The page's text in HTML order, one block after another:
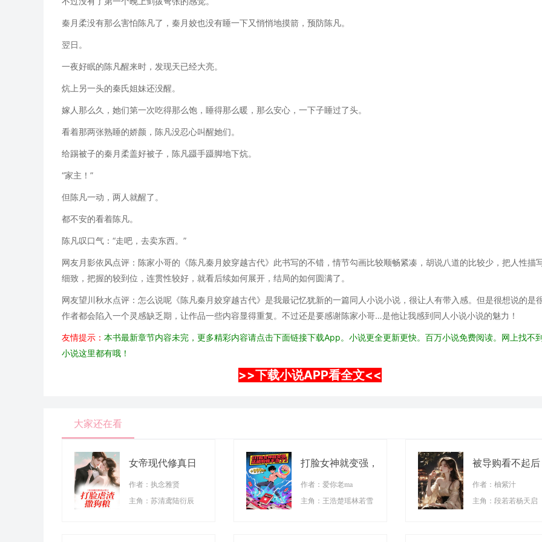
秦月柔没有那么害怕陈凡了，秦月姣也没有睡一下又悄悄地摸箭，预防陈凡。
翌日。
一夜好眠的陈凡醒来时，发现天已经大亮。
炕上另一头的秦氏姐妹还没醒。
嫁人那么久，她们第一次吃得那么饱，睡得那么暖，那么安心，一下子睡过了头。
看着那两张熟睡的娇颜，陈凡没忍心叫醒她们。
给踢被子的秦月柔盖好被子，陈凡蹑手蹑脚地下炕。
“家主！”
但陈凡一动，两人就醒了。
都不安的看着陈凡。
陈凡叹口气：“走吧，去卖东西。”
网友月影依风点评：陈家小哥的《陈凡秦月姣穿越古代》此书写的不错，情节勾画比较顺畅紧凑，胡说八道的比较少，把人性描
细致，把握的较到位，连贯性较好，就看后续如何展开，结局的如何圆满了。
网友望川秋水点评：怎么说呢《陈凡秦月姣穿越古代》是我最记忆犹新的一篇同人小说小说，很让人有带入感。但是很想说的是
作者都会陷入一个灵感缺乏期，让作品一些内容显得重复。不过还是要感谢陈家小哥…是他让我感到同人小说小说的魅力！
友情提示： 本书最新章节内容未完，更多精彩内容请点击下面链接下载App。小说更全更新更快。百万小说免费阅读。网上找不
小说这里都有哦！
>>下载小说APP看全文<<
大家还在看
女帝现代修真日
粮
作者：执念雅贤
主角：苏清鸢陆衍辰
打脸女神就变强，
作者：爱你老ma
主角：王浩楚瑶林若雪
被导购看不起
作者：柚紫汁
主角：段若若杨天启